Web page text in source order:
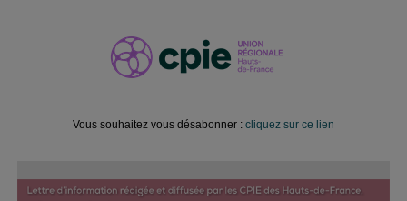
Vous souhaitez vous désabonner : cliquez sur ce lien